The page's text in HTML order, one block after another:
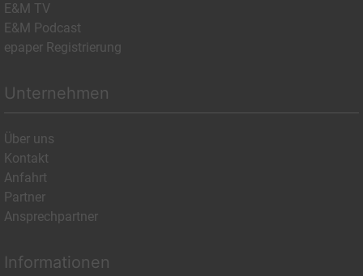
E&M TV
E&M Podcast
epaper Registrierung
Unternehmen
Über uns
Kontakt
Anfahrt
Partner
Ansprechpartner
Informationen